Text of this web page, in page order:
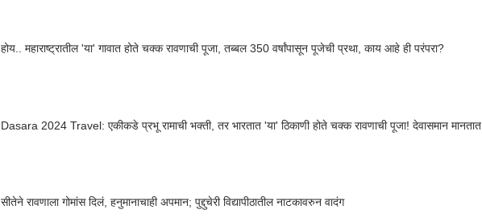
होय.. महाराष्ट्रातील 'या' गावात होते चक्क रावणाची पूजा, तब्बल 350 वर्षांपासून पूजेची प्रथा, काय आहे ही परंपरा?
Dasara 2024 Travel: एकीकडे प्रभू रामाची भक्ती, तर भारतात 'या' ठिकाणी होते चक्क रावणाची पूजा! देवासमान मानतात..
सीतेने रावणाला गोमांस दिलं, हनुमानाचाही अपमान; पुद्दुचेरी विद्यापीठातील नाटकावरुन वादंग